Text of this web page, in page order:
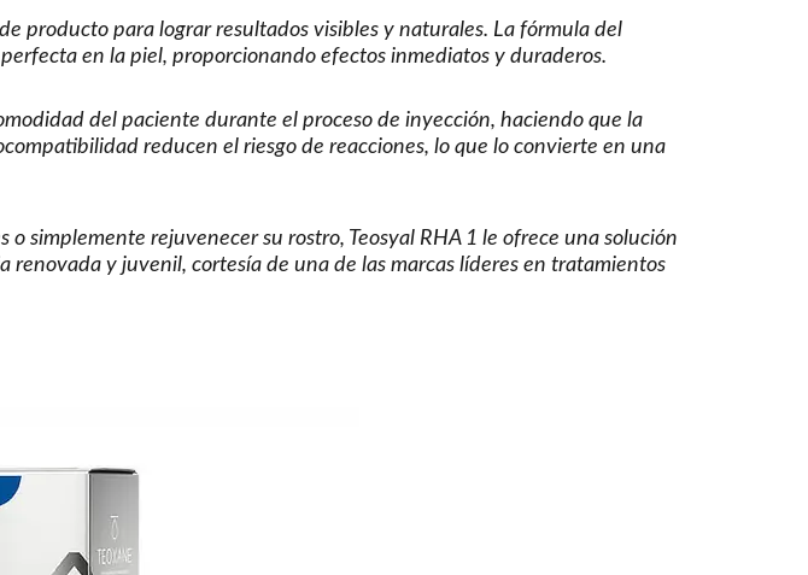
producto para lograr resultados visibles y naturales. La fórmula del
en la piel, proporcionando efectos inmediatos y duraderos.
del paciente durante el proceso de inyección, haciendo que la
reducen el riesgo de reacciones, lo que lo convierte en una
o simplemente rejuvenecer su rostro, Teosyal RHA 1 le ofrece una solución
y juvenil, cortesía de una de las marcas líderes en tratamientos